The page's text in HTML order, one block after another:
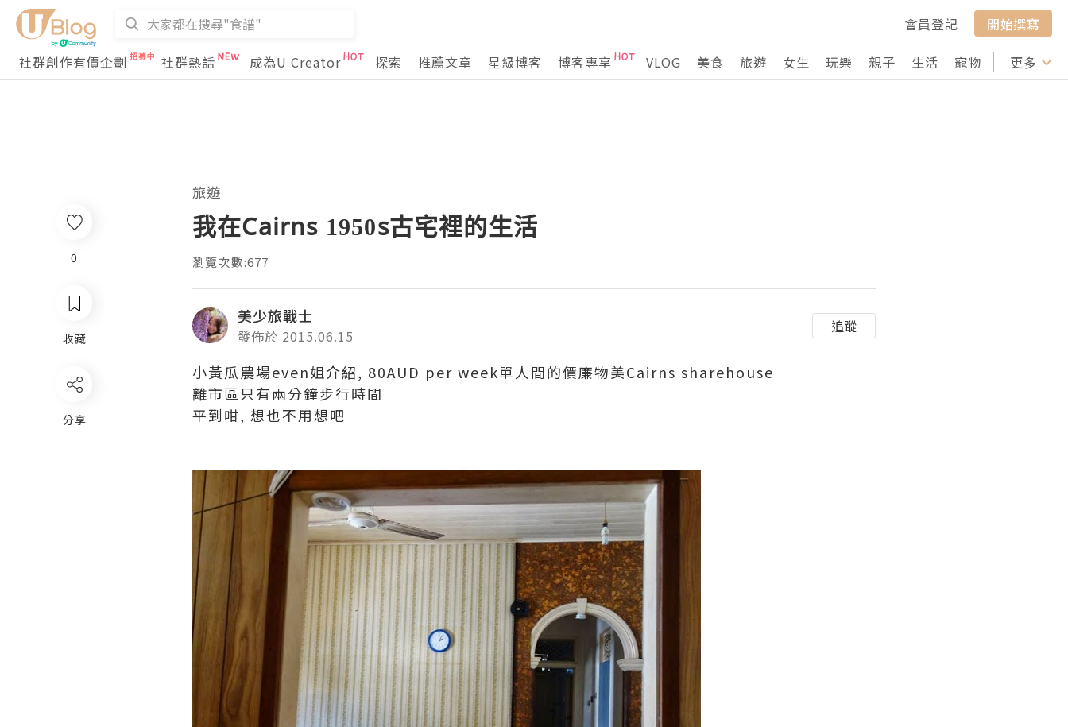
會員登記
開始撰寫
社群創作有價企劃
社群熱話 成為U Creator 探索 推薦文章 星級博客 博客專享 VLOG 美食 旅遊 女生 玩樂 親子 生活 寵物 行山 打卡
更多
0
收藏
分享
旅遊
我在Cairns 1950s古宅裡的生活
瀏覽次數:677
美少旅戰士
發佈於 2015.06.15
追蹤
小黃瓜農場even姐介紹, 80AUD per week單人 間的價廉物美Cairns sharehouse
離市區只有兩分鐘步行時間
平到咁, 想也不用想吧